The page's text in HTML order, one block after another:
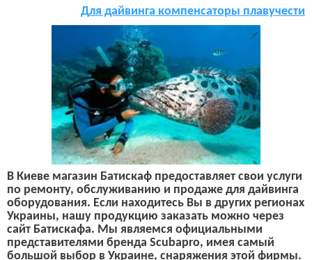
Для дайвинга компенсаторы плавучести
В Киеве магазин Батискаф предоставляет свои услуги
по ремонту, обслуживанию и продаже для дайвинга
оборудования. Если находитесь Вы в других регионах
Украины, нашу продукцию заказать можно через
сайт Батискафа. Мы являемся официальными
представителями бренда Scubapro, имея самый
большой выбор в Украине, снаряжения этой фирмы.